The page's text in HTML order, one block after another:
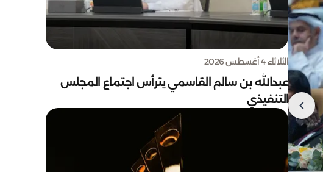
الثلاثاء 4 أغسطس 2026
عبدالله بن سالم القاسمي يترأس اجتماع المجلس
التنفيذي